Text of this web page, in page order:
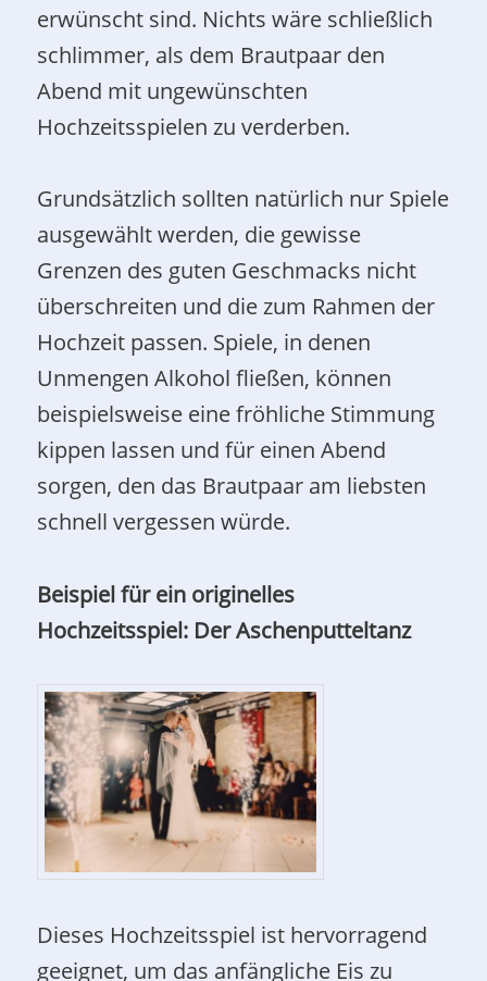
erwünscht sind. Nichts wäre schließlich
schlimmer, als dem Brautpaar den
Abend mit ungewünschten
Hochzeitsspielen zu verderben.
Grundsätzlich sollten natürlich nur Spiele
ausgewählt werden, die gewisse
Grenzen des guten Geschmacks nicht
überschreiten und die zum Rahmen der
Hochzeit passen. Spiele, in denen
Unmengen Alkohol fließen, können
beispielsweise eine fröhliche Stimmung
kippen lassen und für einen Abend
sorgen, den das Brautpaar am liebsten
schnell vergessen würde.
Beispiel für ein originelles
Hochzeitsspiel: Der Aschenputteltanz
Dieses Hochzeitsspiel ist hervorragend
geeignet, um das anfängliche Eis zu